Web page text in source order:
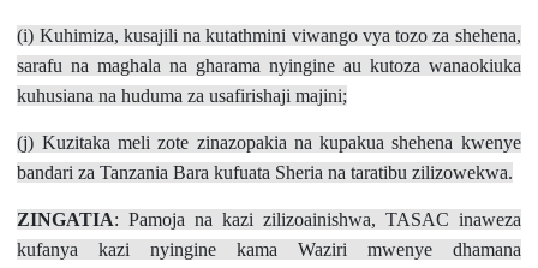
(i) Kuhimiza, kusajili na kutathmini viwango vya tozo za shehena,
sarafu na maghala na gharama nyingine au kutoza wanaokiuka
kuhusiana na huduma za usafirishaji majini;
(j) Kuzitaka meli zote zinazopakia na kupakua shehena kwenye
bandari za Tanzania Bara kufuata Sheria na taratibu zilizowekwa.
ZINGATIA: Pamoja na kazi zilizoainishwa, TASAC inaweza
kufanya kazi nyingine kama Waziri mwenye dhamana